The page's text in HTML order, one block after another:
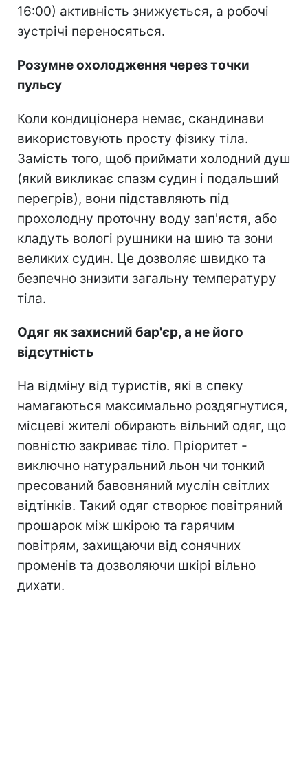
16:00) активність знижується, а робочі
зустрічі переносяться.
Розумне охолодження через точки
пульсу
Коли кондиціонера немає, скандинави
використовують просту фізику тіла.
Замість того, щоб приймати холодний душ
(який викликає спазм судин і подальший
перегрів), вони підставляють під
прохолодну проточну воду зап'ястя, або
кладуть вологі рушники на шию та зони
великих судин. Це дозволяє швидко та
безпечно знизити загальну температуру
тіла.
Одяг як захисний бар'єр, а не його
відсутність
На відміну від туристів, які в спеку
намагаються максимально роздягнутися,
місцеві жителі обирають вільний одяг, що
повністю закриває тіло. Пріоритет -
виключно натуральний льон чи тонкий
пресований бавовняний муслін світлих
відтінків. Такий одяг створює повітряний
прошарок між шкірою та гарячим
повітрям, захищаючи від сонячних
променів та дозволяючи шкірі вільно
дихати.